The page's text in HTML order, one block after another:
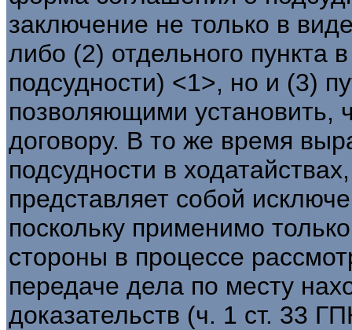
заключение не только в
либо (2) отдельного пункта
подсудности) <1>, но и (3)
позволяющими установить,
договору. В то же время
подсудности в
представляет собой
поскольку применимо
стороны в процессе
передаче дела по месту
доказательств (ч. 1 ст. 33